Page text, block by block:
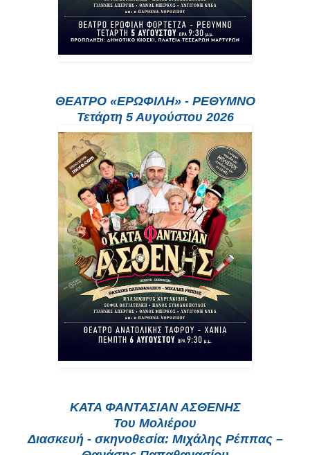
ΘΕΑΤΡΟ «ΕΡΩΦΙΛΗ» - ΡΕΘΥΜΝΟ
Τετάρτη 5 Αυγούστου 2026
ΚΑΤΑ ΦΑΝΤΑΣΙΑΝ ΑΣΘΕΝΗΣ
Του Μολιέρου
Διασκευή - σκηνοθεσία: Μιχάλης Ρέππας –